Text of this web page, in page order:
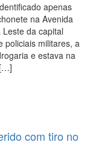
apenas
na Avenida
da capital
policiais militares, a
e estava na
com tiro no